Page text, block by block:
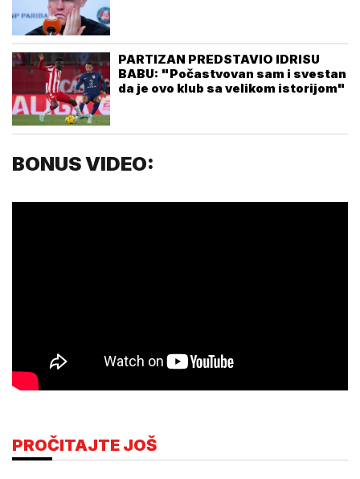
PARTIZAN PREDSTAVIO IDRISU
BABU: "Počastvovan sam i svestan
da je ovo klub sa velikom istorijom"
BONUS VIDEO:
PROČITAJTE JOŠ